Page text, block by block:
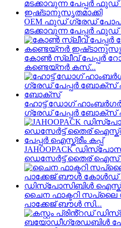
OEM ഫുഡ് ഗ്രേഡ്
മടക്കാവുന്ന പേപ്പർ
കോൺ സ്ലീവ് പേപ്പർ
കണ്ടെയ്നർ കസ്...
ഹോട്ട് ഡോഗ്
ഗ്രേഡ് പേപ്പർ ബോക്‌സ്
JAHOOPACK
ഡെസേർട്ട് തൈര് ഐസ്
ചൈന ഫാക്ടറി
പാക്കേജ് ബൗൾ സി...